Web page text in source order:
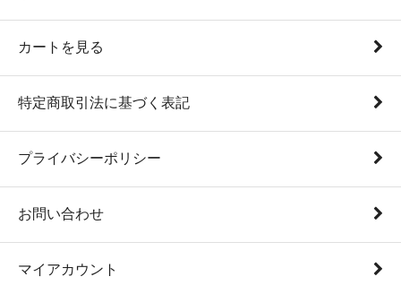
カートを見る
特定商取引法に基づく表記
プライバシーポリシー
お問い合わせ
マイアカウント